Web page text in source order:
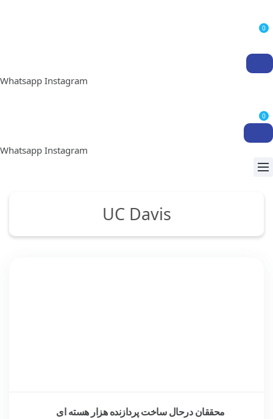
0
Whatsapp Instagram
0
Whatsapp Instagram
UC Davis
محققان درحال ساخت پردازنده هزار هسته ای